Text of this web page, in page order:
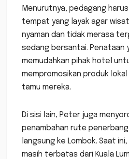
Menurutnya, pedagang
tempat yang layak agar
nyaman dan tidak merasa
sedang bersantai. Penataan
memudahkan pihak hotel
mempromosikan produk
tamu mereka.
Di sisi lain, Peter juga
penambahan rute
langsung ke Lombok. Saat
masih terbatas dari Kuala